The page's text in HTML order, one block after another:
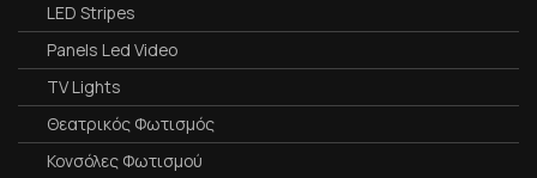
LED Stripes
Panels Led Video
TV Lights
Θεατρικός Φωτισμός
Κονσόλες Φωτισμού